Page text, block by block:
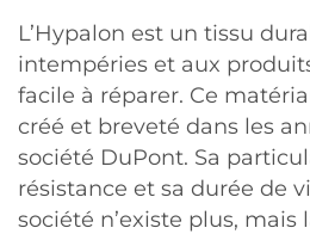
L’Hypalon est un tissu
intempéries et aux
facile à réparer. Ce
créé et breveté dans les
société DuPont. Sa
résistance et sa durée de
société n’existe plus,